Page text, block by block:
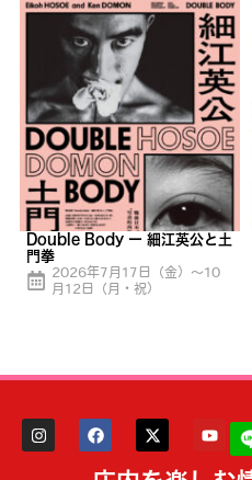
Double Body ー 細江英公と土
門拳
2026年7月17日（金）〜10
月12日（月・祝）